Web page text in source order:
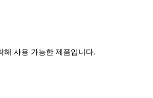
해 사용 가능한 제품입니다.